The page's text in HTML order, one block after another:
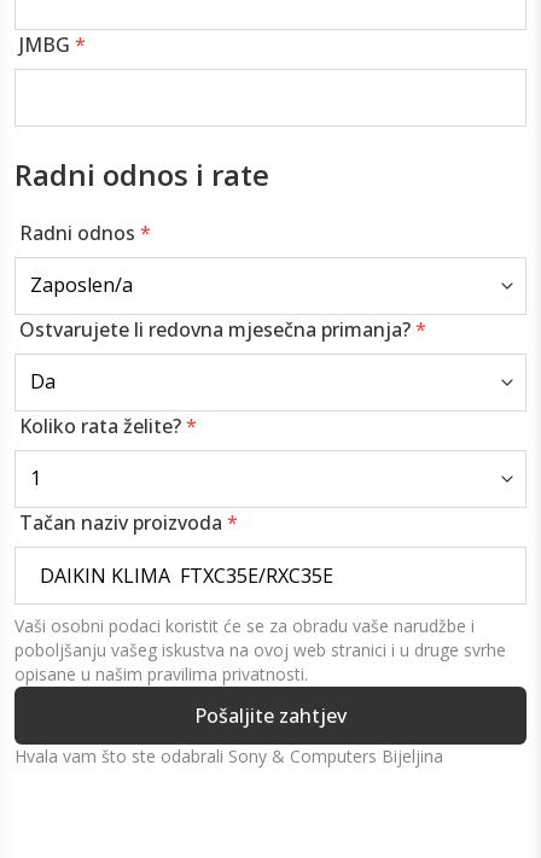
JMBG *
Radni odnos i rate
Radni odnos *
Ostvarujete li redovna mjesečna primanja?*
Koliko rata želite?*
Tačan naziv proizvoda *
Vaši osobni podaci koristit će se za obradu vaše narudžbe i
poboljšanju vašeg iskustva na ovoj web stranici i u druge svrhe
opisane u našim pravilima privatnosti.
Pošaljite zahtjev
Hvala vam što ste odabrali Sony & Computers Bijeljina